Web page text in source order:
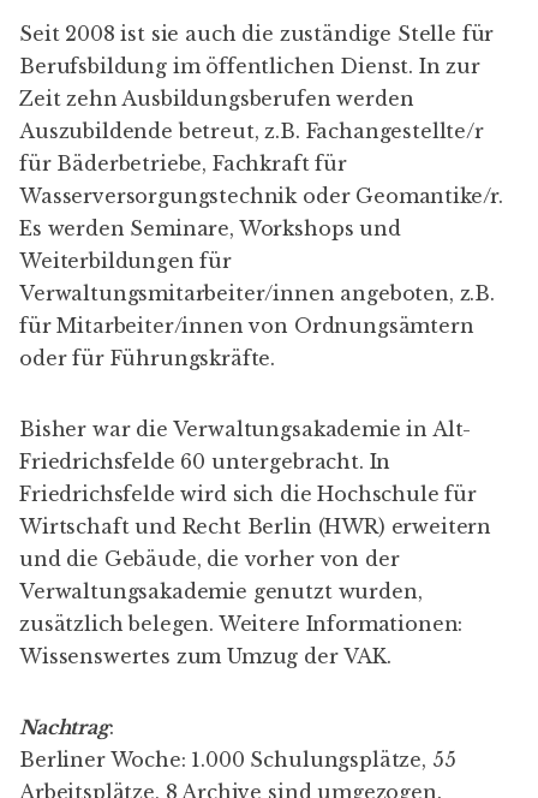
Seit 2008 ist sie auch die zuständige Stelle für
Berufsbildung im öffentlichen Dienst. In zur
Zeit zehn Ausbildungsberufen werden
Auszubildende betreut, z.B. Fach­angestellte/r
für Bäder­betriebe, Fach­kraft für
Wasser­versorgungs­technik oder Geo­mantike/r.
Es werden Seminare, Workshops und
Weiter­bildungen für
Verwal­tungs­mit­arbeiter/innen angeboten, z.B.
für Mitarbeiter/innen von Ordnungsämtern
oder für Führungskräfte.
Bisher war die Verwaltungsakademie in Alt-
Friedrichsfelde 60 untergebracht. In
Friedrichs­felde wird sich die Hoch­schule für
Wirt­schaft und Recht Berlin (HWR) erweitern
und die Gebäude, die vorher von der
Verwal­tungs­akademie genutzt wurden,
zusätzlich belegen. Weitere Informationen:
Wissenswertes zum Umzug der VAK.
Nachtrag:
Berliner Woche: 1.000 Schulungsplätze, 55
Arbeitsplätze, 8 Archive sind umgezogen.